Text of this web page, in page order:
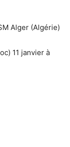
Alger (Algérie)
11 janvier à